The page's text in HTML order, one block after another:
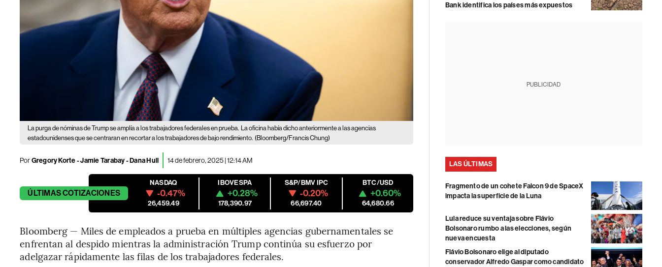
La purga de nóminas de Trump se amplía a los trabajadores federales en prueba. La oficina había dicho anteriormente a las agencias
estadounidenses que se centraran en recortar a los trabajadores de bajo rendimiento. (Bloomberg/Francis Chung)
PorGregory Korte - Jamie Tarabay - Dana Hull 14 de febrero, 2025 | 12:14 AM
ÚLTIMASCOTIZACIONES
NASDAQ
-0.47%
26,459.49
IBOVESPA
+0.28%
178,390.97
S&P/BMV IPC
-0.20%
66,697.40
BTC/USD
+0.60%
64,680.66
Bloomberg — Miles de empleados a prueba en múltiples agencias gubernamentales se
enfrentan al despido mientras la administración Trump continúa su esfuerzo por
adelgazar rápidamente las filas de los trabajadores federales.
Bank identifica los países más expuestos
PUBLICIDAD
LAS ÚLTIMAS
Fragmento de un cohete Falcon 9 de SpaceX
impacta la superficie de la Luna
Lula reduce su ventaja sobre Flávio
Bolsonaro rumbo a las elecciones, según
nueva encuesta
Flávio Bolsonaro elige al diputado
conservador Alfredo Gaspar como candidato